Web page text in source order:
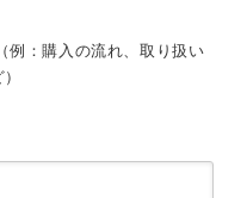
（例：購入の流れ、取り扱い